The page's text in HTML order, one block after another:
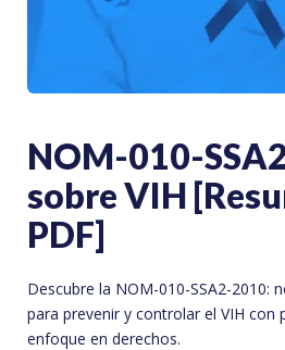
NOM-010-
sobre VIH
PDF]
Descubre la NOM-010-SSA2-2010:
para prevenir y controlar el VIH con
enfoque en derechos.